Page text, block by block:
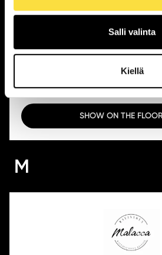
Salli valinta
Kiellä
Open today: 10:30
SHOW ON THE
M